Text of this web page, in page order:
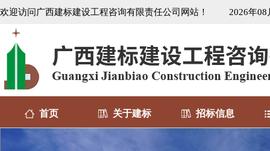
欢迎访问广西建标建设工程咨询有限责任公司网站！ 2026年
首页 关于建标 招标信息